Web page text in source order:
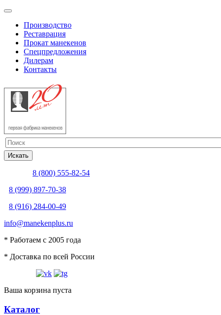
Производство
Реставрация
Прокат манекенов
Спецпредложения
Дилерам
Контакты
8 (800) 555-82-54
8 (999) 897-70-38
8 (916) 284-00-49
info@manekenplus.ru
* Работаем с 2005 года
* Доставка по всей России
Ваша корзина пуста
Каталог